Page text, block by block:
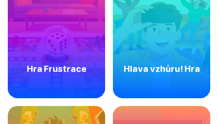
Hra Frustrace Hlava vzhůru! Hra